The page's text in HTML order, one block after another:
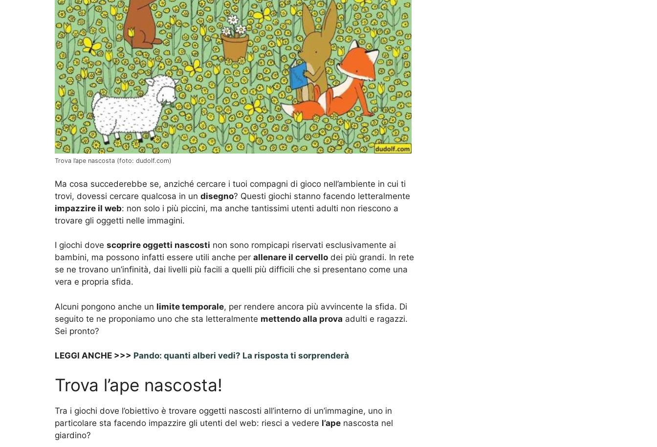
Trova l’ape nascosta (foto: dudolf.com)
Ma cosa succederebbe se, anziché cercare i tuoi compagni di gioco nell’ambiente in cui ti
trovi, dovessi cercare qualcosa in un disegno? Questi giochi stanno facendo letteralmente
impazzire il web: non solo i più piccini, ma anche tantissimi utenti adulti non riescono a
trovare gli oggetti nelle immagini.
I giochi dove scoprire oggetti nascosti non sono rompicapi riservati esclusivamente ai
bambini, ma possono infatti essere utili anche per allenare il cervello dei più grandi. In rete
se ne trovano un’infinità, dai livelli più facili a quelli più difficili che si presentano come una
vera e propria sfida.
Alcuni pongono anche un limite temporale, per rendere ancora più avvincente la sfida. Di
seguito te ne proponiamo uno che sta letteralmente mettendo alla prova adulti e ragazzi.
Sei pronto?
LEGGI ANCHE >>> Pando: quanti alberi vedi? La risposta ti sorprenderà
Trova l’ape nascosta!
Tra i giochi dove l’obiettivo è trovare oggetti nascosti all’interno di un’immagine, uno in
particolare sta facendo impazzire gli utenti del web: riesci a vedere l’ape nascosta nel
giardino?